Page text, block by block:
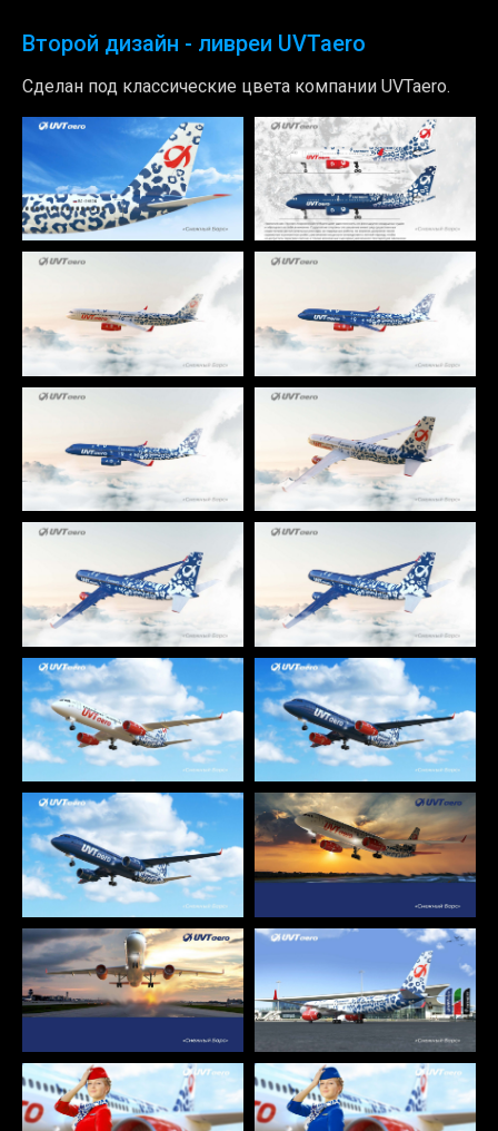
Второй дизайн - ливреи UVTaero
Сделан под классические цвета компании UVTaero.